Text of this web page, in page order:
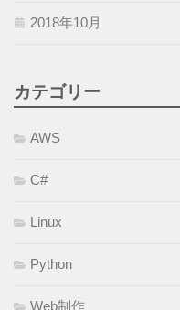
2018年10月
カテゴリー
AWS
C#
Linux
Python
Web制作